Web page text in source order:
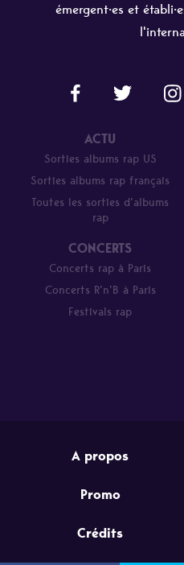
émergent·es et
ACTU
Sorties albums rap US
Sorties albums rap français
Toutes les sorties d’albums
rap
CONCERTS
Concerts rap à Paris
Concerts R’n’B à Paris
Festivals rap
A propos
Promo
Crédits